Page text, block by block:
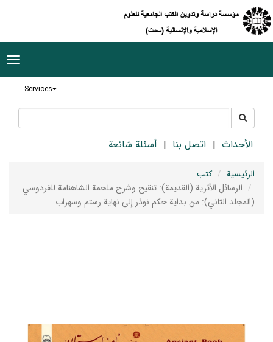
Services
جستجو
در
سایتالأحداث اتصل بنا أسئلة شائعة
الرئيسية
كتب
الرسائل الأثرية (القديمة): تنقيح وشرح ملحمة الشاهنامة للفردوسي
(المجلد الثاني): من بداية حكم نوذر إلى نهاية رستم وسهراب